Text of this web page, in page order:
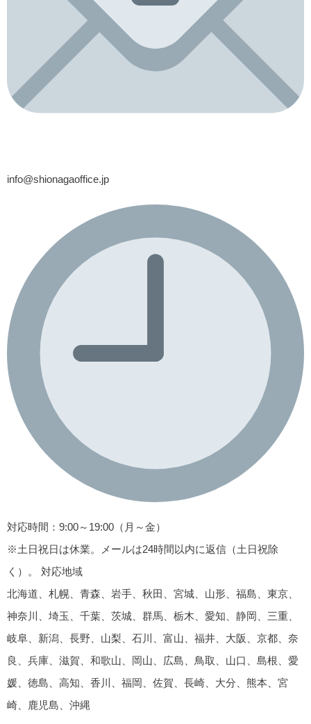
info@shionagaoffice.jp
対応時間：9:00～19:00（月～金）
※土日祝日は休業。メールは24時間以内に返信（土日祝除
く）。 対応地域
北海道、札幌、青森、岩手、秋田、宮城、山形、福島、東京、
神奈川、埼玉、千葉、茨城、群馬、栃木、愛知、静岡、三重、
岐阜、新潟、長野、山梨、石川、富山、福井、大阪、京都、奈
良、兵庫、滋賀、和歌山、岡山、広島、鳥取、山口、島根、愛
媛、徳島、高知、香川、福岡、佐賀、長崎、大分、熊本、宮
崎、鹿児島、沖縄